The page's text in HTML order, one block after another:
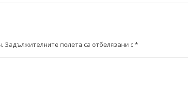
Задължителните полета са отбелязани с*